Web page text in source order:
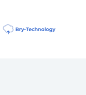
inhoud